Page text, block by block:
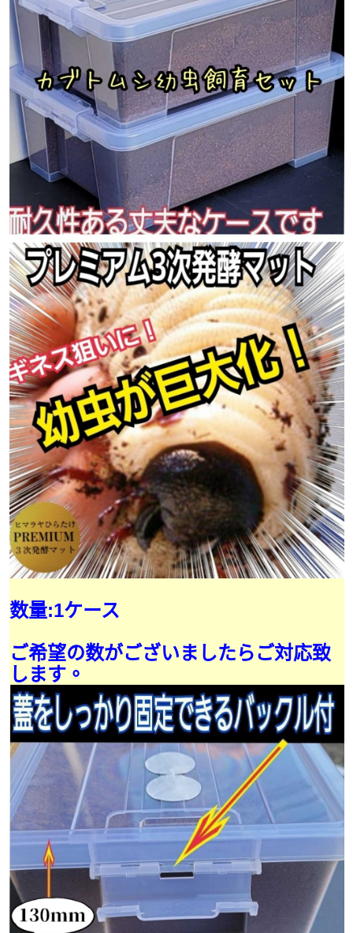
数量:1ケース
ご希望の数がございましたらご対応致
します。